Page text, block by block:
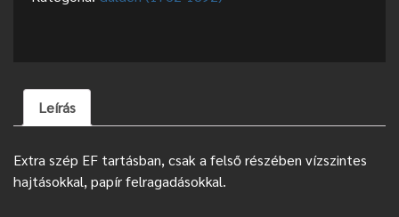
Leírás
Extra szép EF tartásban, csak a felső részében vízszintes
hajtásokkal, papír felragadásokkal.